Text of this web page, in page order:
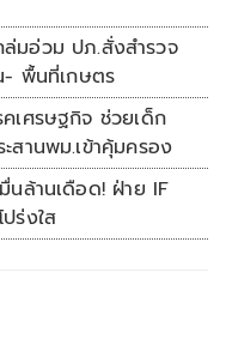
มอ่วม ปภ.สั่งสำรวจ
- พื้นที่เกษตร
เศรษฐกิจ ช่วยเด็ก
สานพม.เข้าคุ้มครอง
นล้านเดือด! ฝ่าย IF
ร่งใส